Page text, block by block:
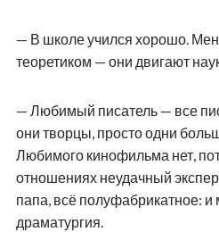
— В школе учился хорошо.
теоретиком — они двигают
— Любимый писатель — все
они творцы, просто одни
Любимого кинофильма нет,
отношениях неудачный
папа, всё полуфабрикатное: и
драматургия.